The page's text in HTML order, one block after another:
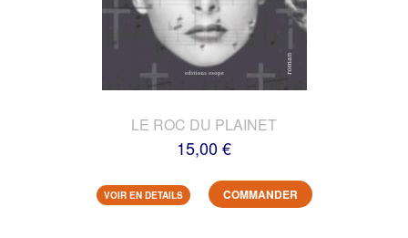
LE ROC DU PLAINET
15,00 €
VOIR EN DETAILS COMMANDER